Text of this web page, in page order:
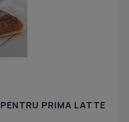
PRIMA LATTE